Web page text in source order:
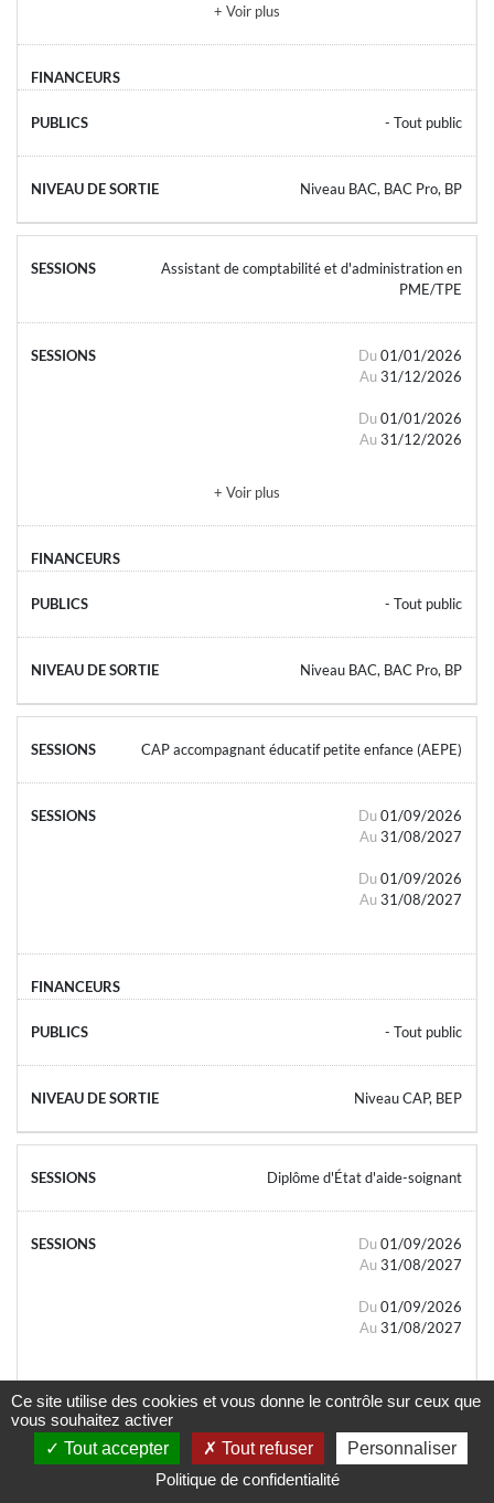
+ Voir plus
- Tout public
Niveau BAC, BAC Pro, BP
Assistant de comptabilité et d'administration en
PME/TPE
Du 01/01/2026
Au 31/12/2026
Du 01/01/2026
Au 31/12/2026
+ Voir plus
- Tout public
Niveau BAC, BAC Pro, BP
CAP accompagnant éducatif petite enfance (AEPE)
Du 01/09/2026
Au 31/08/2027
Du 01/09/2026
Au 31/08/2027
- Tout public
Niveau CAP, BEP
Diplôme d'État d'aide-soignant
Du 01/09/2026
Au 31/08/2027
Du 01/09/2026
Au 31/08/2027
- Tout public
Ce site utilise des cookies et vous donne le contrôle sur ceux que
vous souhaitez activer
Tout accepter
Tout refuser
Personnaliser
Politique de confidentialité